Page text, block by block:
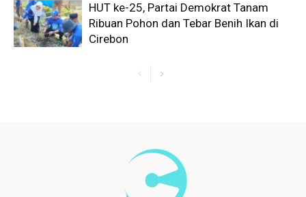
HUT ke-25, Partai Demokrat Tanam
Ribuan Pohon dan Tebar Benih Ikan di
Cirebon